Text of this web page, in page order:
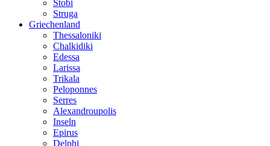
Stobi
Struga
Griechenland
Thessaloniki
Chalkidiki
Edessa
Larissa
Trikala
Peloponnes
Serres
Alexandroupolis
Inseln
Epirus
Delphi